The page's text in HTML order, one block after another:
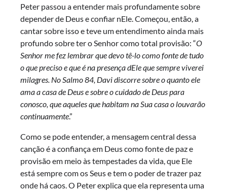
Peter passou a entender mais profundamente sobre
depender de Deus e confiar nEle. Começou, então, a
cantar sobre isso e teve um entendimento ainda mais
profundo sobre ter o Senhor como total provisão: “O
Senhor me fez lembrar que devo tê-lo como fonte de tudo
o que preciso e que é na presença dEle que sempre viverei
milagres. No Salmo 84, Davi discorre sobre o quanto ele
ama a casa de Deus e sobre o cuidado de Deus para
conosco, que aqueles que habitam na Sua casa o louvarão
continuamente.”
Como se pode entender, a mensagem central dessa
canção é a confiança em Deus como fonte de paz e
provisão em meio às tempestades da vida, que Ele
está sempre com os Seus e tem o poder de trazer paz
onde há caos. O Peter explica que ela representa uma